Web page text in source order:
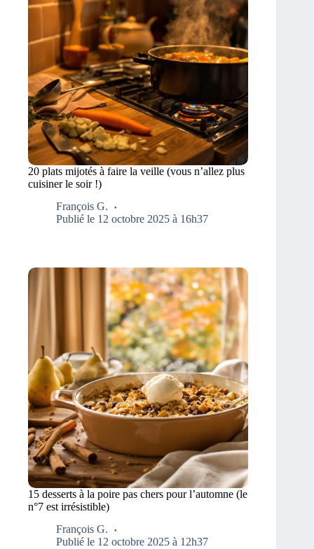
20 plats mijotés à faire la veille (vous n’allez plus
cuisiner le soir !)
François G.
Publié le 12 octobre 2025 à 16h37
15 desserts à la poire pas chers pour l’automne (le
n°7 est irrésistible)
François G.
Publié le 12 octobre 2025 à 12h37